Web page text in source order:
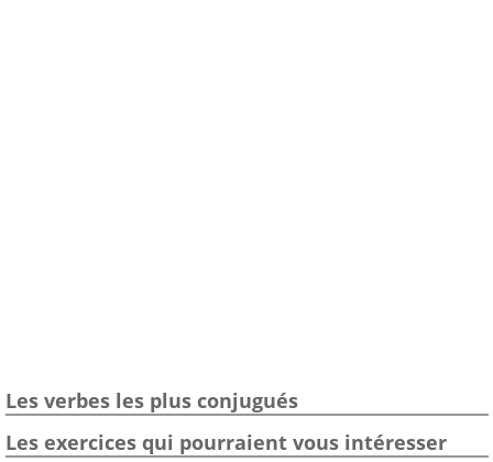
Les verbes les plus conjugués
Les exercices qui pourraient vous intéresser